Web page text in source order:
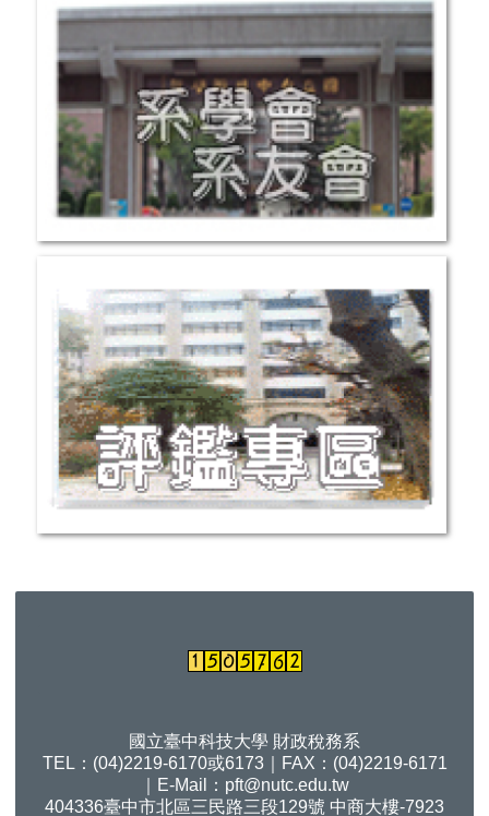
國立臺中科技大學 財政稅務系
TEL：(04)2219-6170或6173｜FAX：(04)2219-6171
｜E-Mail： pft@nutc.edu.tw
404336臺中市北區三民路三段129號 中商大樓-7923